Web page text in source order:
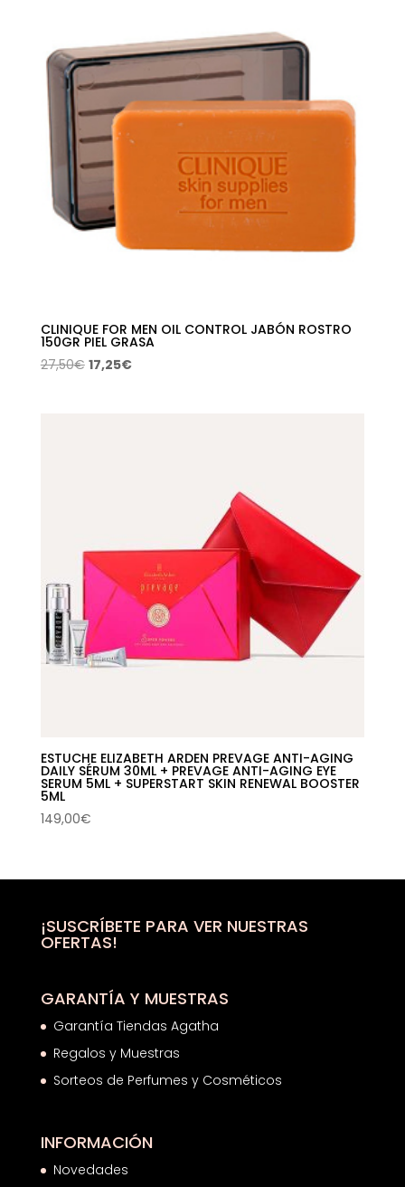
CLINIQUE FOR MEN OIL CONTROL JABÓN ROSTRO
150GR PIEL GRASA
27,50€ El
17,25€El
ESTUCHE ELIZABETH ARDEN PREVAGE ANTI-AGING
DAILY SÉRUM 30ML + PREVAGE ANTI-AGING EYE
SERUM 5ML + SUPERSTART SKIN RENEWAL BOOSTER
5ML
149,00€
¡SUSCRÍBETE PARA VER NUESTRAS
OFERTAS!
GARANTÍA Y MUESTRAS
Garantía Tiendas Agatha
Regalos y Muestras
Sorteos de Perfumes y Cosméticos
INFORMACIÓN
Novedades